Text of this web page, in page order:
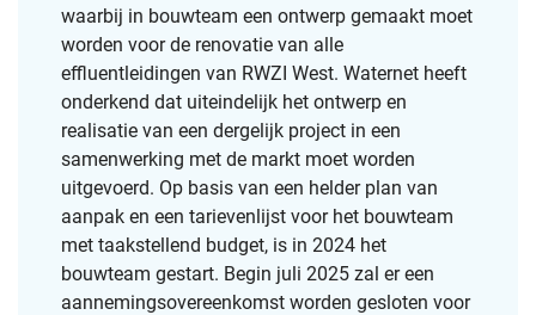
a
y
t
e
t
i
waarbij in bouwteam een ontwerp gemaakt moet
worden voor de renovatie van alle
effluentleidingen van RWZI West. Waternet heeft
onderkend dat uiteindelijk het ontwerp en
realisatie van een dergelijk project in een
samenwerking met de markt moet worden
uitgevoerd. Op basis van een helder plan van
aanpak en een tarievenlijst voor het bouwteam
met taakstellend budget, is in 2024 het
bouwteam gestart. Begin juli 2025 zal er een
aannemingsovereenkomst worden gesloten voor